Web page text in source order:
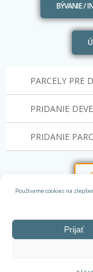
Používame cookies na
Prijať
BÝVANIE /
PARCELY PRE
PRIDANIE
PRIDANIE